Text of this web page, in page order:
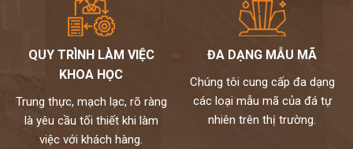
QUY TRÌNH LÀM VIỆC
KHOA HỌC
Trung thực, mạch lạc, rõ ràng
là yêu cầu tối thiết khi làm
việc với khách hàng.
ĐA DẠNG MẪU MÃ
Chúng tôi cung cấp đa dạng
các loại mẫu mã của đá tự
nhiên trên thị trường.